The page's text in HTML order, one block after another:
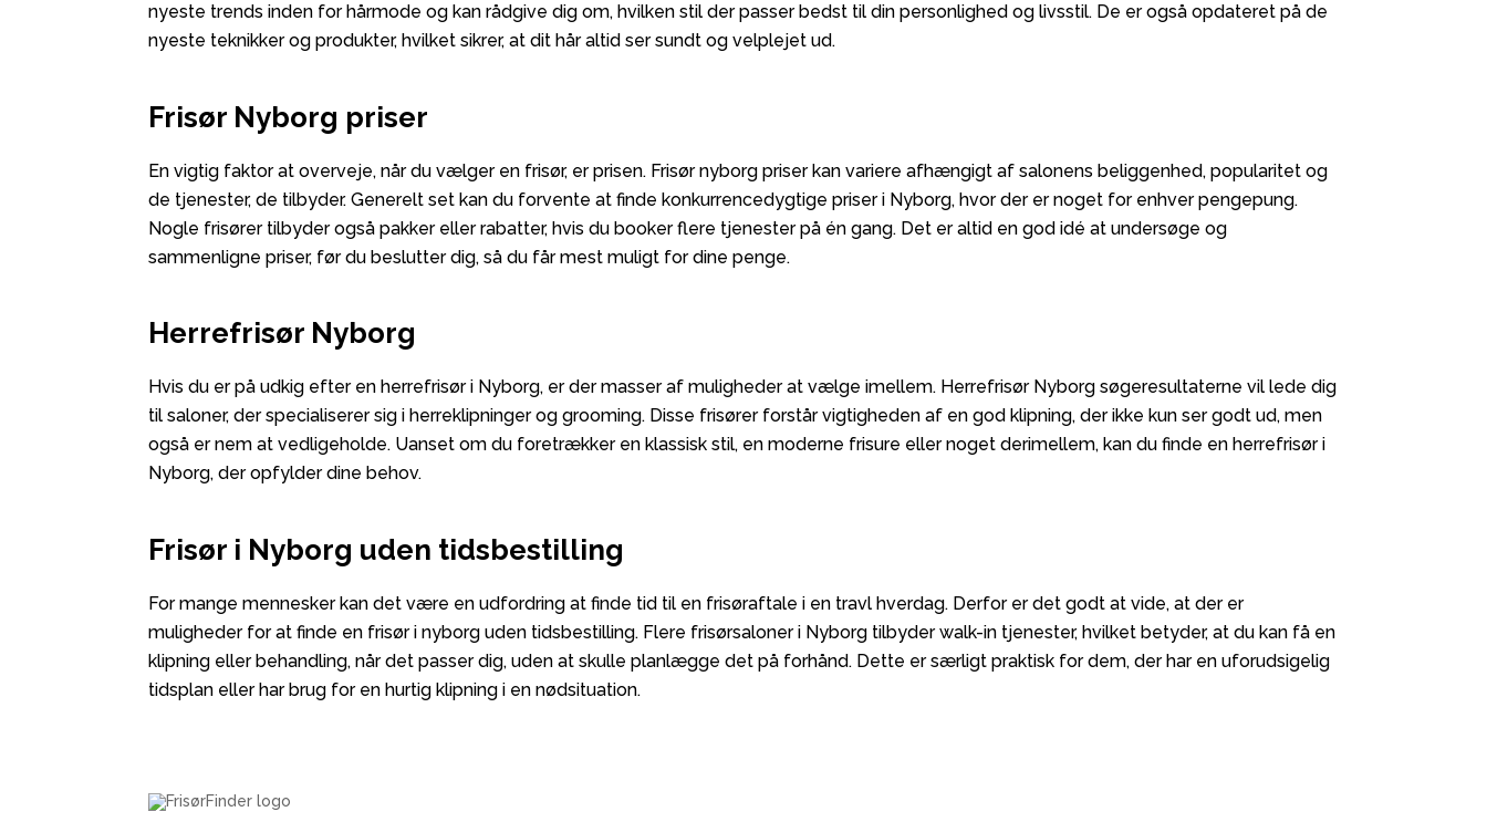
nyeste trends inden for hårmode og kan rådgive dig om, hvilken stil der passer bedst til din personlighed og livsstil. De er også opdateret på de
nyeste teknikker og produkter, hvilket sikrer, at dit hår altid ser sundt og velplejet ud.
Frisør Nyborg priser
En vigtig faktor at overveje, når du vælger en frisør, er prisen. Frisør nyborg priser kan variere afhængigt af salonens beliggenhed, popularitet og
de tjenester, de tilbyder. Generelt set kan du forvente at finde konkurrencedygtige priser i Nyborg, hvor der er noget for enhver pengepung.
Nogle frisører tilbyder også pakker eller rabatter, hvis du booker flere tjenester på én gang. Det er altid en god idé at undersøge og
sammenligne priser, før du beslutter dig, så du får mest muligt for dine penge.
Herrefrisør Nyborg
Hvis du er på udkig efter en herrefrisør i Nyborg, er der masser af muligheder at vælge imellem. Herrefrisør Nyborg søgeresultaterne vil lede dig
til saloner, der specialiserer sig i herreklipninger og grooming. Disse frisører forstår vigtigheden af en god klipning, der ikke kun ser godt ud, men
også er nem at vedligeholde. Uanset om du foretrækker en klassisk stil, en moderne frisure eller noget derimellem, kan du finde en herrefrisør i
Nyborg, der opfylder dine behov.
Frisør i Nyborg uden tidsbestilling
For mange mennesker kan det være en udfordring at finde tid til en frisøraftale i en travl hverdag. Derfor er det godt at vide, at der er
muligheder for at finde en frisør i nyborg uden tidsbestilling. Flere frisørsaloner i Nyborg tilbyder walk-in tjenester, hvilket betyder, at du kan få en
klipning eller behandling, når det passer dig, uden at skulle planlægge det på forhånd. Dette er særligt praktisk for dem, der har en uforudsigelig
tidsplan eller har brug for en hurtig klipning i en nødsituation.